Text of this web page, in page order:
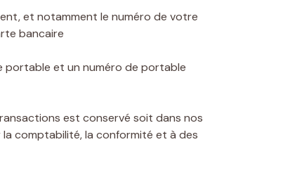
et notamment le numéro de votre
bancaire
portable et un numéro de portable
est conservé soit dans nos
comptabilité, la conformité et à des